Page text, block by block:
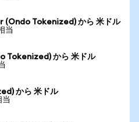
Tokenized) から 米ドル
当
Tokenized) から 米ドル
から 米ドル
当